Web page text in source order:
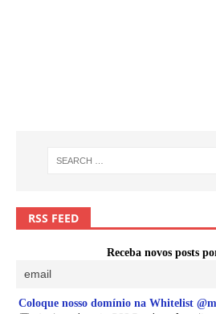
RSS FEED
Receba novos posts
Coloque nosso domínio na Whitelist